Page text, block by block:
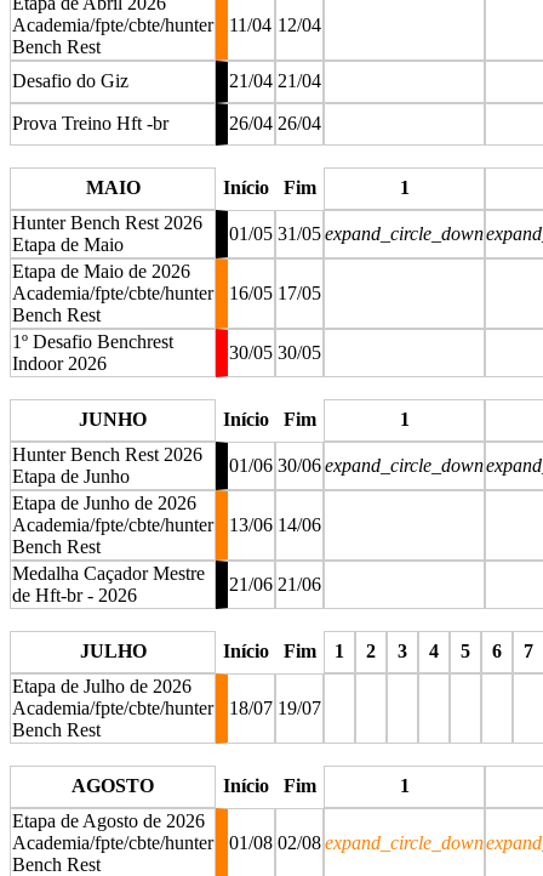
Academia/fpte/cbte/hunter
Bench Rest
11/04 12/04
Desafio do Giz 21/04 21/04
Prova Treino Hft -br 26/04 26/04
MAIO
Início Fim
1
Hunter Bench Rest 2026
Etapa de Maio
01/05 31/05expand_circle_down
Etapa de Maio de 2026
Academia/fpte/cbte/hunter
Bench Rest
16/05 17/05
1º Desafio Benchrest
Indoor 2026
30/05 30/05
JUNHO
Início Fim
1
Hunter Bench Rest 2026
Etapa de Junho
01/06 30/06expand_circle_down
Etapa de Junho de 2026
Academia/fpte/cbte/hunter
Bench Rest
13/06 14/06
Medalha Caçador Mestre
de Hft-br - 2026
21/06 21/06
JULHO
Início Fim 1 2 3 4 5 6
7
Etapa de Julho de 2026
Academia/fpte/cbte/hunter
Bench Rest
18/07 19/07
AGOSTO
Início Fim
1
Etapa de Agosto de 2026
Academia/fpte/cbte/hunter
Bench Rest
01/08 02/08expand_circle_down